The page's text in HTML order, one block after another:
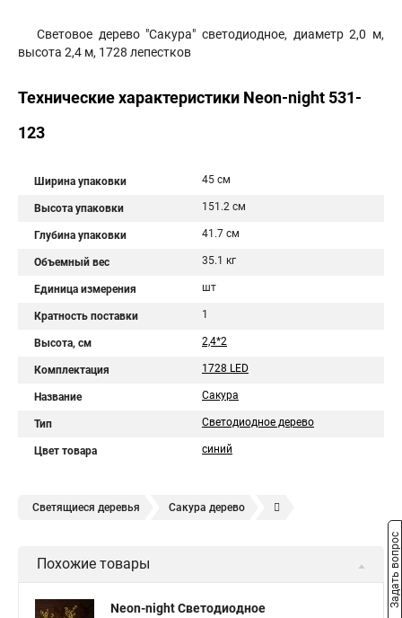
Световое дерево "Сакура" светодиодное, диаметр 2,0 м,
высота 2,4 м, 1728 лепестков
Технические характеристики Neon-night 531-
123
Ширина упаковки 45 см
Высота упаковки 151.2 см
Глубина упаковки 41.7 см
Объемный вес 35.1 кг
Единица измерения шт
Кратность поставки 1
Высота, см 2,4*2
Комплектация 1728 LED
Название Сакура
Тип Светодиодное дерево
Цвет товара синий
Светящиеся деревья Сакура дерево
Светодиодное дерево IP44 neon-night
Светодиодное дерево в Магазин neon-night
Похожие товары
Neon-night Светодиодное
Задать вопрос